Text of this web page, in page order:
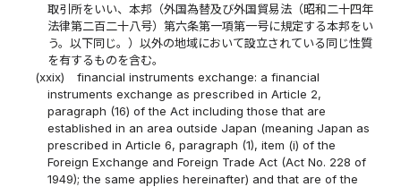
取引所をいい、本邦（外国為替及び外国貿易法（昭和二十四年
法律第二百二十八号）第六条第一項第一号に規定する本邦をい
う。以下同じ。）以外の地域において設立されている同じ性質
を有するものを含む。
(xxix)
financial instruments exchange: a financial
instruments exchange as prescribed in Article 2,
paragraph (16) of the Act including those that are
established in an area outside Japan (meaning Japan as
prescribed in Article 6, paragraph (1), item (i) of the
Foreign Exchange and Foreign Trade Act (Act No. 228 of
1949); the same applies hereinafter) and that are of the